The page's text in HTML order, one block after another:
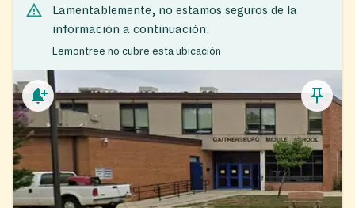
Lamentablemente, no estamos seguros de la
información a continuación.
Lemontree no cubre esta ubicación